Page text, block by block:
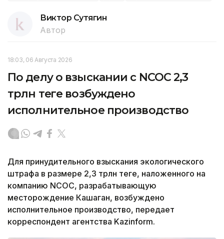
Виктор Сутягин
Автор
18:03, 06 Августа 2026
По делу о взыскании с NCOC 2,3
трлн теңге возбуждено
исполнительное производство
Для принудительного взыскания экологического
штрафа в размере 2,3 трлн теңге, наложенного на
компанию NCOC, разрабатывающую
месторождение Кашаган, возбуждено
исполнительное производство, передает
корреспондент агентства Kazinform.